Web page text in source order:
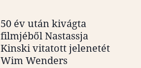
50 év után kivágta
filmjéből Nastassja
Kinski vitatott jelenetét
Wim Wenders